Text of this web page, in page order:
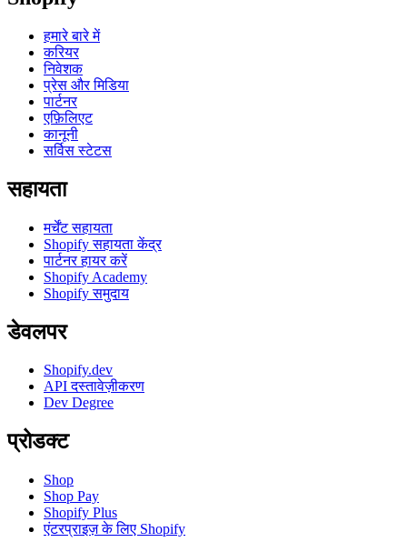
हमारे बारे में
करियर
निवेशक
प्रेस और मिडिया
पार्टनर
एफ़िलिएट
कानूनी
सर्विस स्टेटस
सहायता
मर्चेंट सहायता
Shopify सहायता केंद्र
पार्टनर हायर करें
Shopify Academy
Shopify समुदाय
डेवलपर
Shopify.dev
API दस्तावेज़ीकरण
Dev Degree
प्रोडक्ट
Shop
Shop Pay
Shopify Plus
एंटरप्राइज़ के लिए Shopify